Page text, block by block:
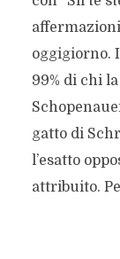
oggigiorno.
99% di chi
gatto di
l’esatto
attribuito.